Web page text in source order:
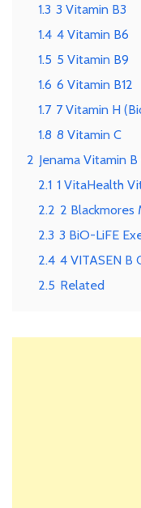
1.3 3 Vitamin B3
1.4 4 Vitamin B6
1.5 5 Vitamin B9
1.6 6 Vitamin B12
1.7 7 Vitamin H
1.8 8 Vitamin C
2 Jenama Vitamin
2.1 1 VitaHealth
2.2 2 Blackmores
2.3 3 BiO-LiFE
2.4 4 VITASEN B
2.5 Related